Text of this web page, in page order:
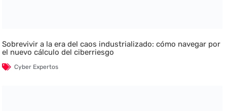
Sobrevivir a la era del caos industrializado: cómo navegar por
el nuevo cálculo del ciberriesgo
Cyber Expertos